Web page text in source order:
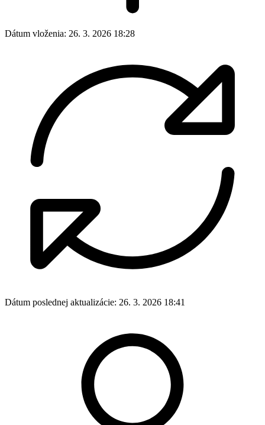
Dátum vloženia: 26. 3. 2026 18:28
Dátum poslednej aktualizácie: 26. 3. 2026 18:41